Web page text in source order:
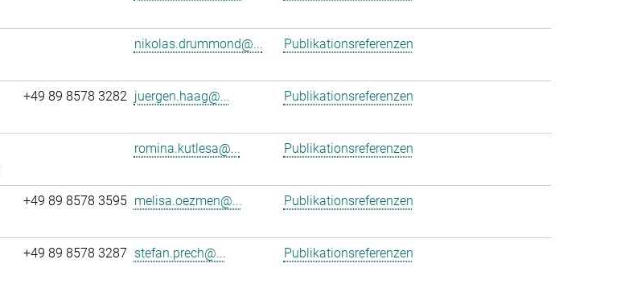
nikolas.drummond@... Publikationsreferenzen
+49 89 8578 3282 juergen.haag@... Publikationsreferenzen
romina.kutlesa@... Publikationsreferenzen
+49 89 8578 3595 melisa.oezmen@... Publikationsreferenzen
+49 89 8578 3287 stefan.prech@... Publikationsreferenzen